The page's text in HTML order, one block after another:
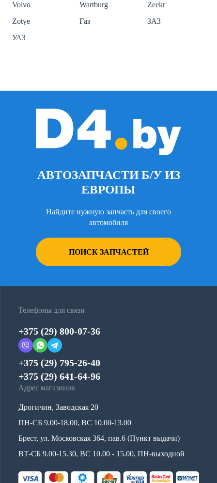
Volvo
Wartburg
Zeekr
Zotye
Газ
ЗАЗ
УАЗ
АВТОЗАПЧАСТИ Б/У ИЗ
ЕВРОПЫ
Найдите нужную запчасть для своего
автомобиля
ПОИСК ЗАПЧАСТЕЙ
Телефоны для связи
+375 (29) 800-07-36
+375 (29) 795-26-40
+375 (29) 641-64-96
Адрес магазинов
Дрогичин, Заводская 20
ПН-СБ 9.00-18.00, ВС 10.00-13.00
Брест, ул. Московская 364, пав.6 (Пункт выдачи)
ВТ-СБ 9.00-15.30, ВС 10.00 - 15.00, ПН-выходной